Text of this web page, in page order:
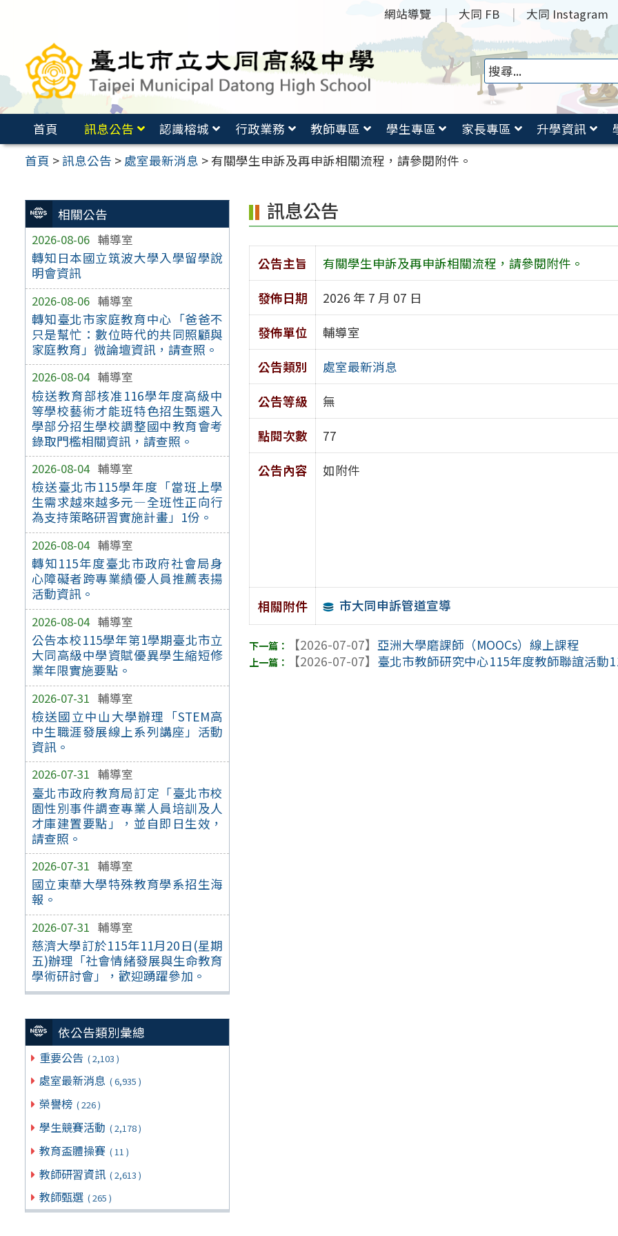
要
容
網站導覽 大同 FB 大同 Instagram
首頁 訊息公告 認識榕城 行政業務 教師專區 學生專區 家長專區 升學資訊
首頁 >訊息公告 > 處室最新消息 > 有關學生申訴及再申訴相關流程，請參閱附件。
相關公告
2026-08-06 輔導室
轉知日本國立筑波大學入學留學說
明會資訊
2026-08-06 輔導室
轉知臺北市家庭教育中心「爸爸不
只是幫忙：數位時代的共同照顧與
家庭教育」微論壇資訊，請查照。
2026-08-04 輔導室
檢送教育部核准116學年度高級中
等學校藝術才能班特色招生甄選入
學部分招生學校調整國中教育會考
錄取門檻相關資訊，請查照。
2026-08-04 輔導室
檢送臺北市115學年度「當班上學
生需求越來越多元—全班性正向行
為支持策略研習實施計畫」1份。
2026-08-04 輔導室
轉知115年度臺北市政府社會局身
心障礙者跨專業績優人員推薦表揚
活動資訊。
2026-08-04 輔導室
公告本校115學年第1學期臺北市立
大同高級中學資賦優異學生縮短修
業年限實施要點。
2026-07-31 輔導室
檢送國立中山大學辦理「STEM高
中生職涯發展線上系列講座」活動
資訊。
2026-07-31 輔導室
臺北市政府教育局訂定「臺北市校
園性別事件調查專業人員培訓及人
才庫建置要點」，並自即日生效，
請查照。
2026-07-31 輔導室
國立東華大學特殊教育學系招生海
報。
2026-07-31 輔導室
慈濟大學訂於115年11月20日(星期
五)辦理「社會情緒發展與生命教育
學術研討會」，歡迎踴躍參加。
依公告類別彙總
重要公告 ( 2,103 )
處室最新消息 ( 6,935 )
榮譽榜 ( 226 )
學生競賽活動 ( 2,178 )
教育盃體操賽 ( 11 )
教師研習資訊 ( 2,613 )
教師甄選 ( 265 )
訊息公告
公告主旨
有關學生申訴及再申訴相關流程，請參閱附件。
發佈日期
2026 年 7 月 07 日
發佈單位
輔導室
公告類別
處室最新消息
公告等級
無
點閱次數
77
公告內容
如附件
相關附件 市大同申訴管道宣導
【2026-07-07】亞洲大學磨課師（MOOCs）線上課程
【2026-07-07】 臺北市教師研究中心115年度教師聯誼活動